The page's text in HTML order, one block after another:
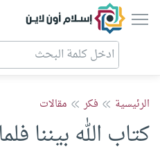
إسلام أون لاين
الرئيسية فكر مقالات
كتاب الله بيننا